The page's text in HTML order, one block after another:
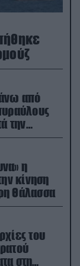
από
την
η
κίνηση
Θάλασσα
του
στη